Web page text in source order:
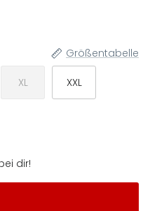
Größentabelle
XL XXL
dir!